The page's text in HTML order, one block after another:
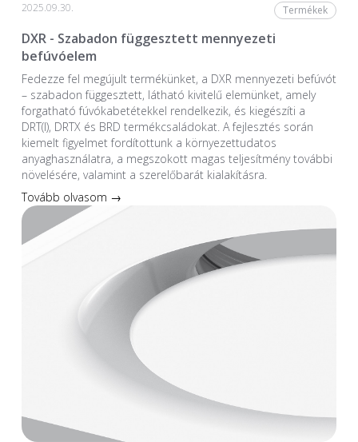
2025.09.30. Termékek
DXR - Szabadon függesztett mennyezeti
befúvóelem
Fedezze fel megújult termékünket, a DXR mennyezeti befúvót
– szabadon függesztett, látható kivitelű elemünket, amely
forgatható fúvókabetétekkel rendelkezik, és kiegészíti a
DRT(I), DRTX és BRD termékcsaládokat. A fejlesztés során
kiemelt figyelmet fordítottunk a környezettudatos
anyaghasználatra, a megszokott magas teljesítmény további
növelésére, valamint a szerelőbarát kialakításra.
Tovább olvasom →